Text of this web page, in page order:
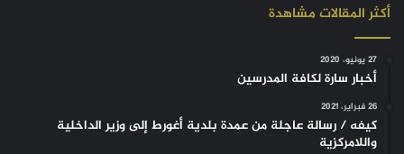
أكثر المقالات مشاهدة
27 يونيو، 2020
أخبار سارة لكافة المدرسين
26 فبراير، 2021
كيفه / رسالة عاجلة من عمدة بلدية أغورط إلى وزير الداخلية
واللامركزية